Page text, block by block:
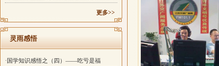
更多>>
灵雨感悟
·国学知识感悟之（四）——吃亏是福